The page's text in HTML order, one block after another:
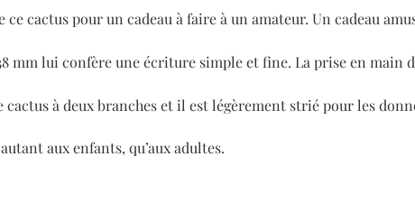
cactus pour un cadeau à faire à un amateur. Un cadeau
mm lui confère une écriture simple et fine. La prise en main
cactus à deux branches et il est légèrement strié pour les
autant aux enfants, qu’aux adultes.